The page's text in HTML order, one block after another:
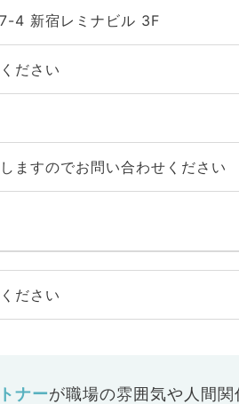
4 新宿レミナビル 3F
ださい
ますのでお問い合わせください
ださい
ナーが職場の雰囲気や人間関